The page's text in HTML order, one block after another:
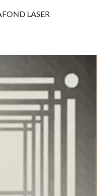
LASER